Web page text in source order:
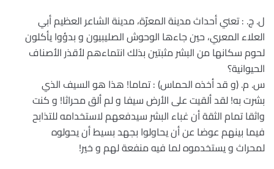
ل. ج. : تعني أحداث مدينة المعرّة، مدينة الشاعر العظيم أبي
العلاء المعري، حين جاءها الوحوش الصليبيون و بدؤوا يأكلون
لحوم سكانها من البشر مثبتين بذلك انتماءهم لأقذر الأصناف
الحيوانية؟
س. م. (و قد أخذه الحماس) : تماما! هذا هو السيف الذي
بشرت به! لقد ألقيت على الأرض سيفا و لم ألق محراثا! و كنت
واثقا تمام الثقة أن غباء البشر سيدفعهم لاستخدامه للتذابح
فيما بينهم عوضا عن أن يحاولوا بجهد بسيط أن يحولوه
لمحراث و يستخدموه لما فيه منفعة لهم و خير!